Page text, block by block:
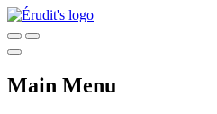
Main Menu